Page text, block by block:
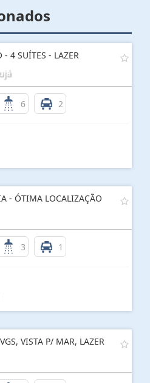
4 SUÍTES - LAZER
6 2
- ÓTIMA LOCALIZAÇÃO
3 1
VISTA P/ MAR, LAZER